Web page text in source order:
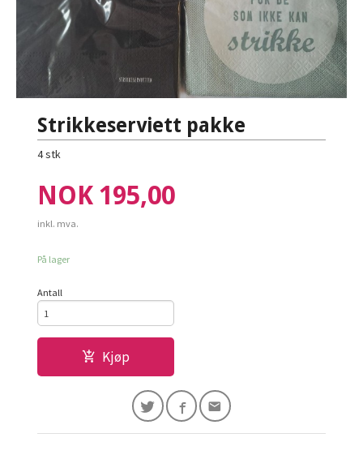
Strikkeserviett pakke
4 stk
Pris
NOK 195,00
inkl. mva.
På lager
Antall
Kjøp